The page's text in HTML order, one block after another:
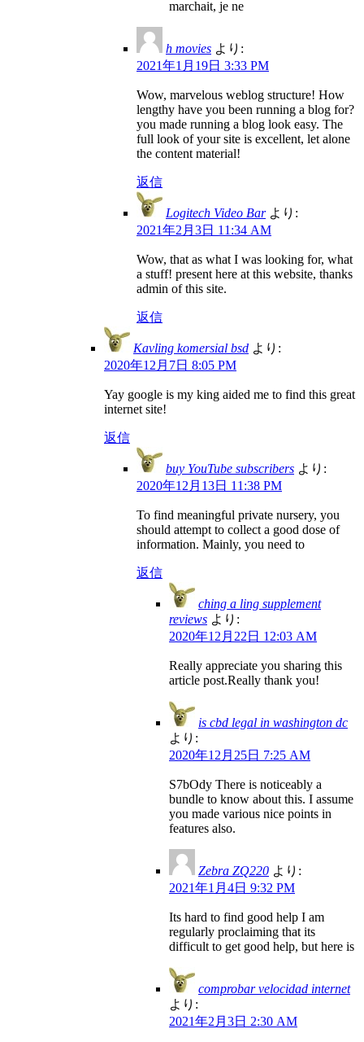
marchait, je ne
h movies より:
2021年1月19日 3:33 PM
Wow, marvelous weblog structure! How
lengthy have you been running a blog for?
you made running a blog look easy. The
full look of your site is excellent, let alone
the content material!
返信
Logitech Video Bar より:
2021年2月3日 11:34 AM
Wow, that as what I was looking for, what
a stuff! present here at this website, thanks
admin of this site.
返信
Kavling komersial bsd より:
2020年12月7日 8:05 PM
Yay google is my king aided me to find this great
internet site!
返信
buy YouTube subscribers より:
2020年12月13日 11:38 PM
To find meaningful private nursery, you
should attempt to collect a good dose of
information. Mainly, you need to
返信
ching a ling supplement
reviews より:
2020年12月22日 12:03 AM
Really appreciate you sharing this
article post.Really thank you!
is cbd legal in washington dc
より:
2020年12月25日 7:25 AM
S7bOdy There is noticeably a
bundle to know about this. I assume
you made various nice points in
features also.
Zebra ZQ220 より:
2021年1月4日 9:32 PM
Its hard to find good help I am
regularly proclaiming that its
difficult to get good help, but here is
comprobar velocidad internet
より:
2021年2月3日 2:30 AM